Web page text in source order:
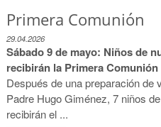
Primera Comunión
29.04.2026
Sábado 9 de mayo: Niños de
recibirán la Primera Comunión
Después de una preparación de
Padre Hugo Giménez, 7 niños
recibirán el ...